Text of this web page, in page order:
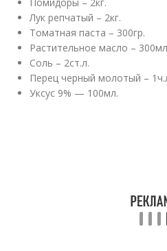
Лук репчатый – 2кг.
Томатная паста – 300гр.
Растительное масло –
Соль – 2ст.л.
Перец черный молотый –
Уксус 9% — 100мл.